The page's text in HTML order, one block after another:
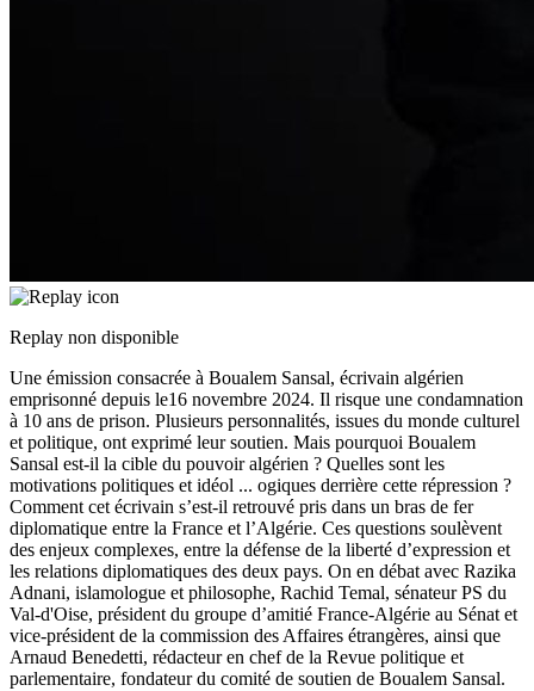
Replay non disponible
Une émission consacrée à Boualem Sansal, écrivain algérien
emprisonné depuis le16 novembre 2024. Il risque une condamnation
à 10 ans de prison. Plusieurs personnalités, issues du monde culturel
et politique, ont exprimé leur soutien. Mais pourquoi Boualem
Sansal est-il la cible du pouvoir algérien ? Quelles sont les
motivations politiques et idéol ... ogiques derrière cette répression ?
Comment cet écrivain s’est-il retrouvé pris dans un bras de fer
diplomatique entre la France et l’Algérie. Ces questions soulèvent
des enjeux complexes, entre la défense de la liberté d’expression et
les relations diplomatiques des deux pays. On en débat avec Razika
Adnani, islamologue et philosophe, Rachid Temal, sénateur PS du
Val-d'Oise, président du groupe d’amitié France-Algérie au Sénat et
vice-président de la commission des Affaires étrangères, ainsi que
Arnaud Benedetti, rédacteur en chef de la Revue politique et
parlementaire, fondateur du comité de soutien de Boualem Sansal.